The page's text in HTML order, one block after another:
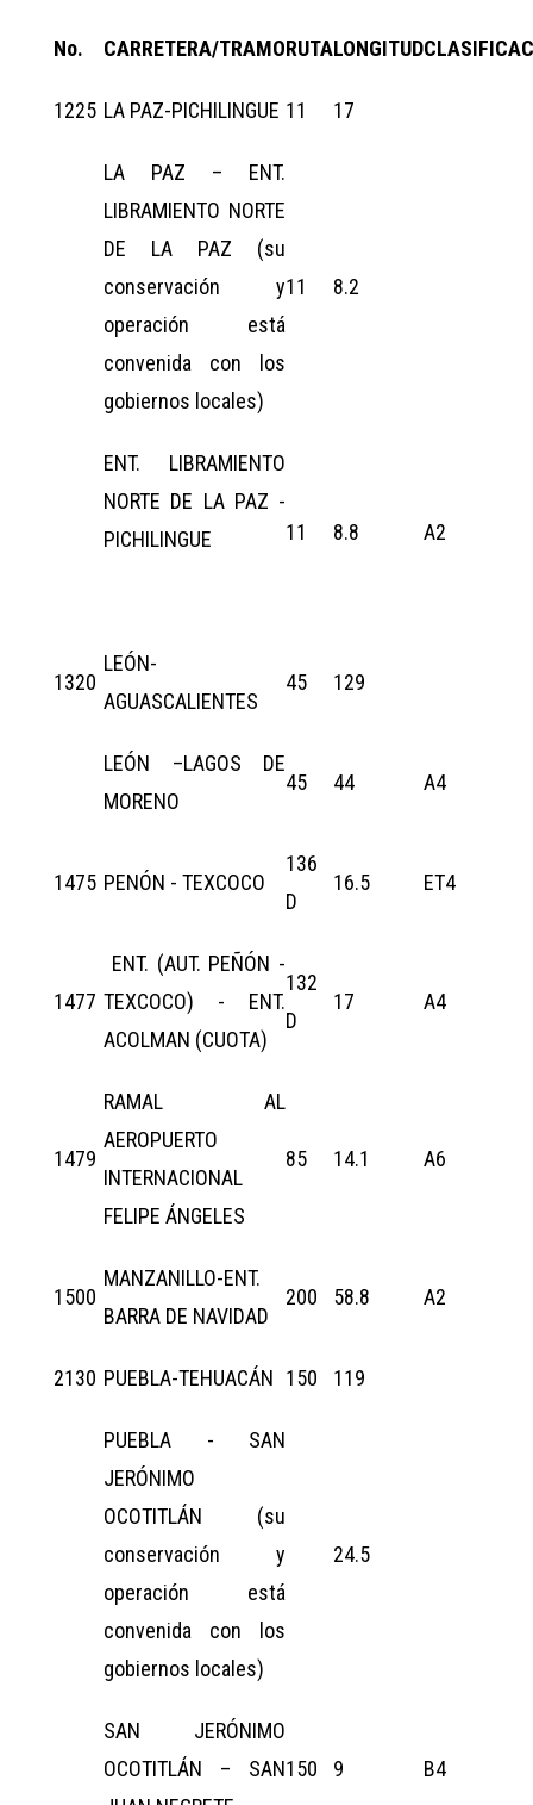
No. CARRETERA/TRAMORUTALONGITUD
1225 LA PAZ-PICHILINGUE 11 17
LA PAZ – ENT.
LIBRAMIENTO NORTE
DE LA PAZ (su
conservación y
operación está
convenida con los
gobiernos locales)
11 8.2
ENT. LIBRAMIENTO
NORTE DE LA PAZ -
PICHILINGUE
11 8.8 A2
1320
LEÓN-
AGUASCALIENTES
45 129
LEÓN –LAGOS DE
MORENO
45 44 A4
1475 PENÓN - TEXCOCO
136
D
16.5 ET4
1477
ENT. (AUT. PEÑÓN -
TEXCOCO) - ENT.
ACOLMAN (CUOTA)
132
D
17 A4
1479
RAMAL AL
AEROPUERTO
INTERNACIONAL
FELIPE ÁNGELES
85 14.1 A6
1500
MANZANILLO-ENT.
BARRA DE NAVIDAD
200 58.8 A2
2130 PUEBLA-TEHUACÁN 150 119
PUEBLA - SAN
JERÓNIMO
OCOTITLÁN (su
conservación y
operación está
convenida con los
gobiernos locales)
24.5
SAN JERÓNIMO
OCOTITLÁN – SAN150 9 B4